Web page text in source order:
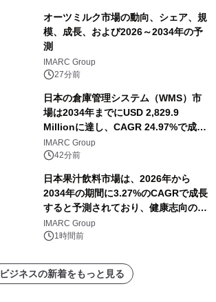
オーツミルク市場の動向、シェア、規
模、成長、および2026～2034年の予
測
IMARC Group
27分前
日本の倉庫管理システム（WMS）市
場は2034年までにUSD 2,829.9
Millionに達し、CAGR 24.97%で成長
すると予測
IMARC Group
42分前
日本果汁飲料市場は、2026年から
2034年の期間に3.27%のCAGRで成長
すると予測されており、健康志向の消
費の高まりを背景に、2034年までに米
ドル 13 十億に達する見通しです。
IMARC Group
1時間前
ビジネスの新着をもっと見る